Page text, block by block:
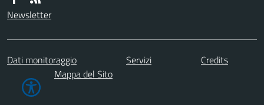
Newsletter
Dati monitoraggio Servizi
Credits
Mappa del Sito